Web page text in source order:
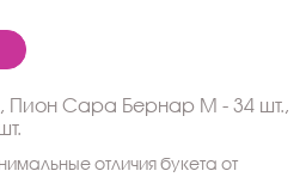
Пион Сара Бернар M - 34 шт.,
отличия букета от